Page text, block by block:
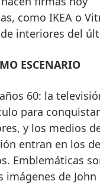
como IKEA o
interiores del
ESCENARIO
60: la
para conquistar
y los medios
entran en los
Emblemáticas
imágenes de John